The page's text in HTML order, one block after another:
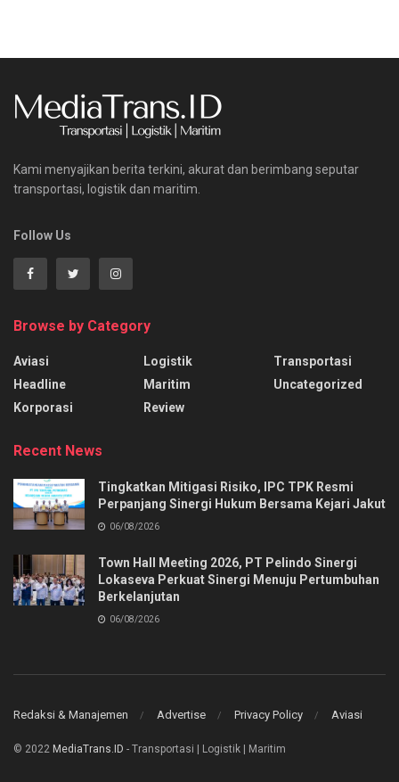
Kami menyajikan berita terkini, akurat dan berimbang seputar
transportasi, logistik dan maritim.
Follow Us
Browse by Category
Aviasi
Headline
Korporasi
Logistik
Maritim
Review
Transportasi
Uncategorized
Recent News
Tingkatkan Mitigasi Risiko, IPC TPK Resmi
Perpanjang Sinergi Hukum Bersama Kejari Jakut
06/08/2026
Town Hall Meeting 2026, PT Pelindo Sinergi
Lokaseva Perkuat Sinergi Menuju Pertumbuhan
Berkelanjutan
06/08/2026
Redaksi & Manajemen Advertise Privacy Policy Aviasi
© 2022 MediaTrans.ID - Transportasi | Logistik | Maritim